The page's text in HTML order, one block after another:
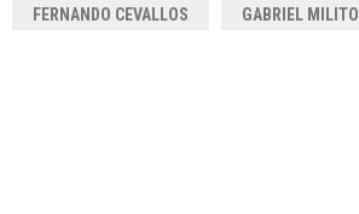
FERNANDO CEVALLOS GABRIEL MILITO